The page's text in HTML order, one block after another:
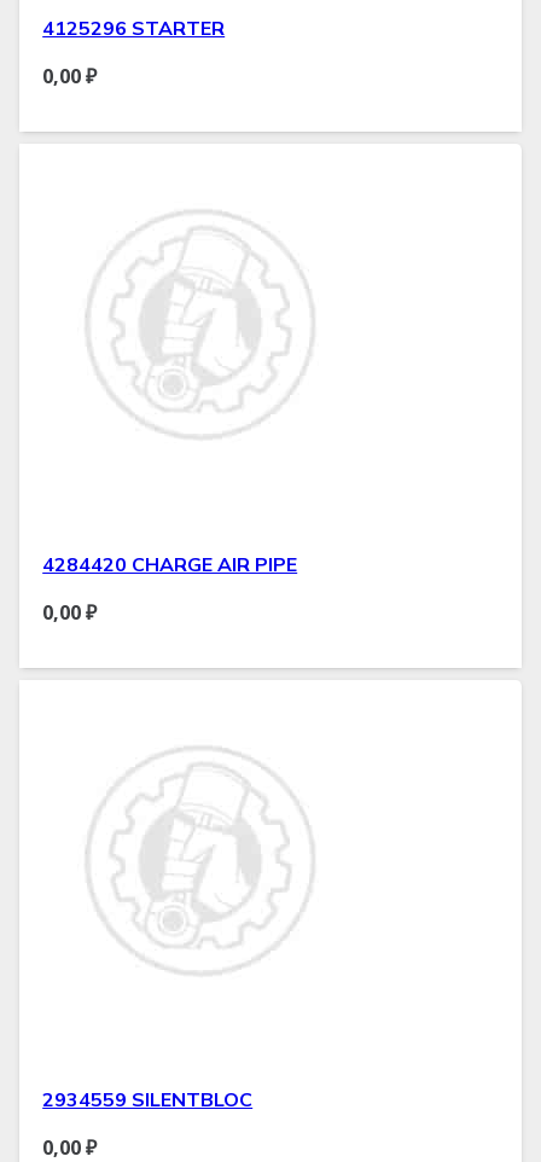
4125296 STARTER
0,00₽
4284420 CHARGE AIR PIPE
0,00₽
2934559 SILENTBLOC
0,00₽